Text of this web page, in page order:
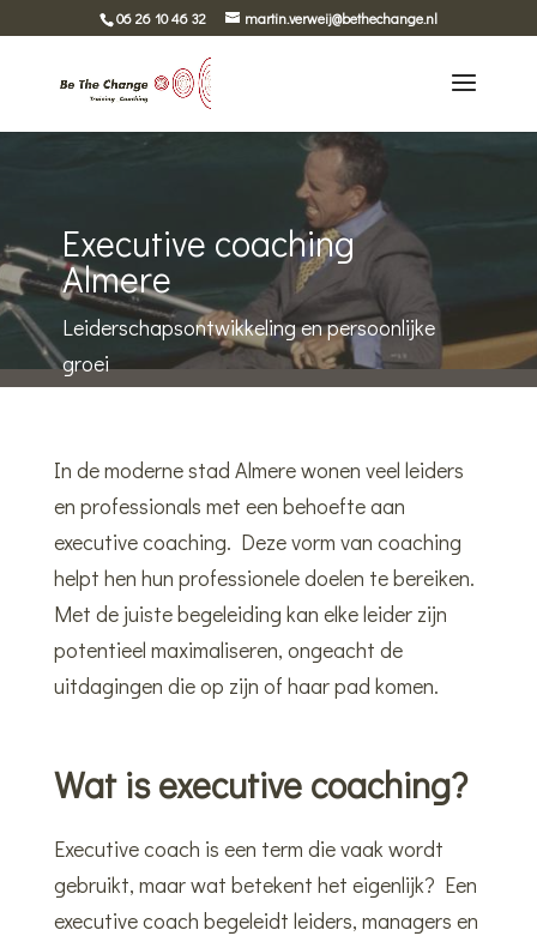
06 26 10 46 32 martin.verweij@bethechange.nl
Executive coaching
Almere
Leiderschapsontwikkeling en persoonlijke
groei
In de moderne stad Almere wonen veel leiders
en professionals met een behoefte aan
executive coaching. Deze vorm van coaching
helpt hen hun professionele doelen te bereiken.
Met de juiste begeleiding kan elke leider zijn
potentieel maximaliseren, ongeacht de
uitdagingen die op zijn of haar pad komen.
Wat is executive coaching?
Executive coach is een term die vaak wordt
gebruikt, maar wat betekent het eigenlijk? Een
executive coach begeleidt leiders, managers en